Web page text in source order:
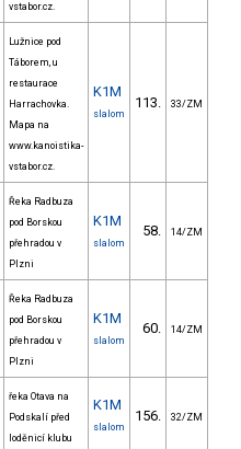
vstabor.cz.
Lužnice pod
Táborem, u
restaurace
Harrachovka.
Mapa na
www.kanoistika-
vstabor.cz.
K1M
slalom
113. 33/ZM
Řeka Radbuza
pod Borskou
přehradou v
Plzni
K1M
slalom
58. 14/ZM
Řeka Radbuza
pod Borskou
přehradou v
Plzni
K1M
slalom
60. 14/ZM
řeka Otava na
Podskalí před
loděnicí klubu
K1M
slalom
156. 32/ZM